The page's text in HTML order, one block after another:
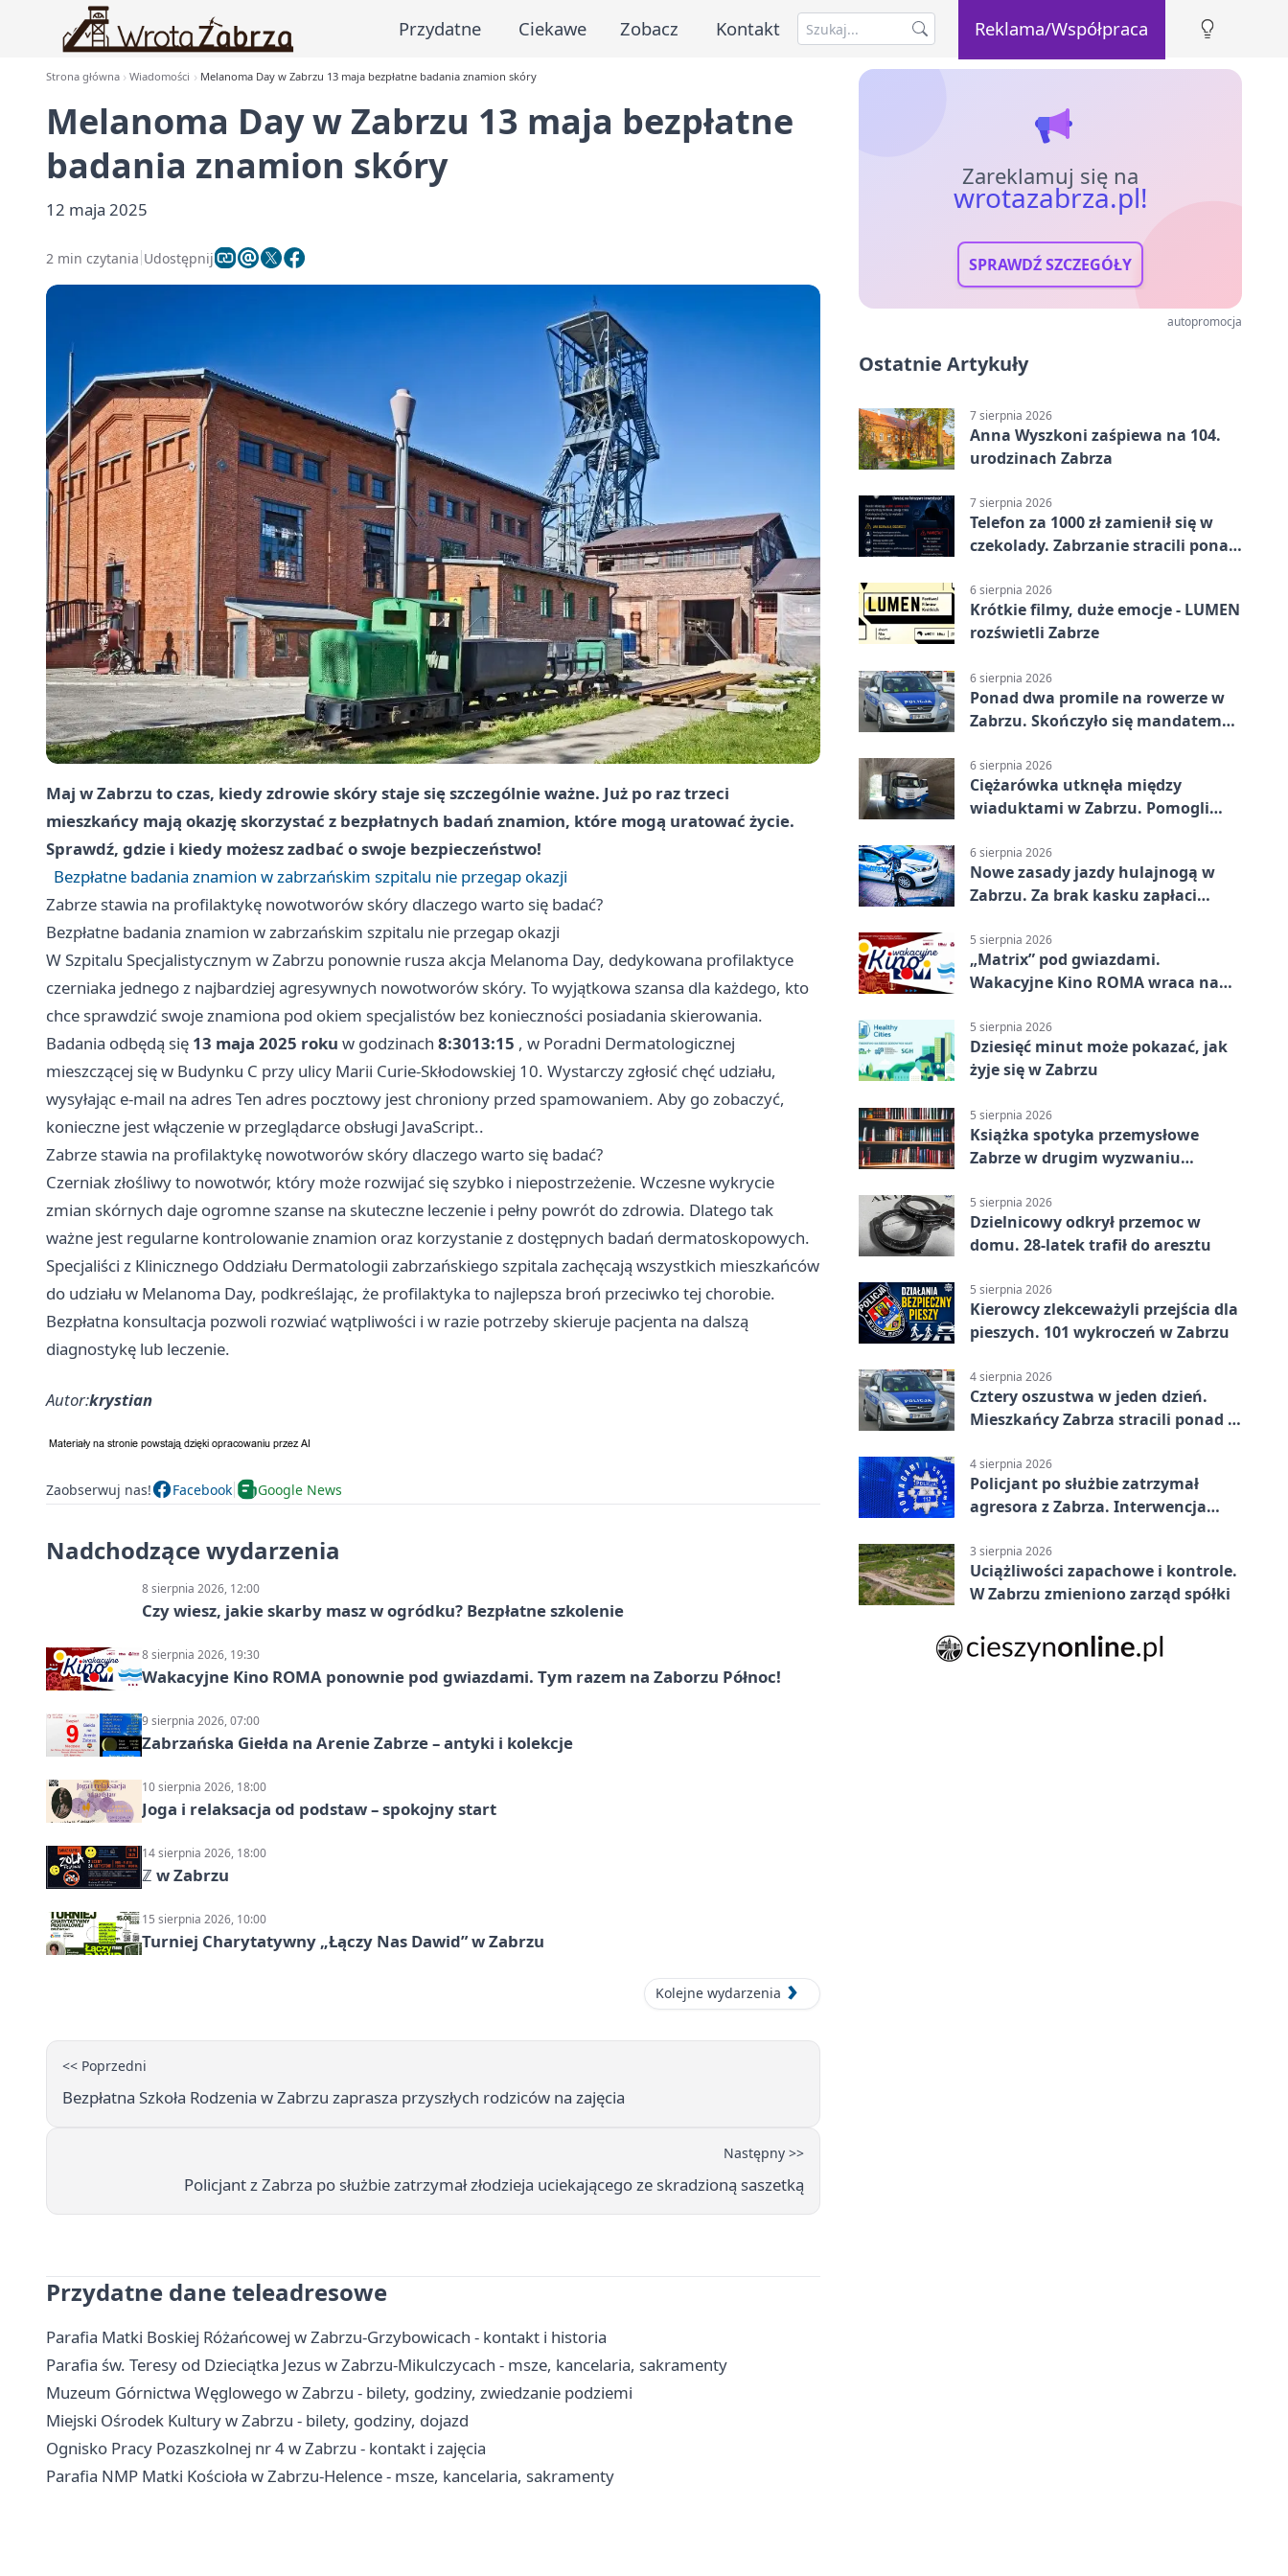
Przydatne Ciekawe Zobacz Kontakt Reklama/Współpraca
Strona główna Wiadomości Melanoma Day w Zabrzu 13 maja bezpłatne badania znamion skóry
Melanoma Day w Zabrzu 13 maja bezpłatne
badania znamion skóry
12 maja 2025
2 min czytania Udostępnij
Maj w Zabrzu to czas, kiedy zdrowie skóry staje się szczególnie ważne. Już po raz trzeci
mieszkańcy mają okazję skorzystać z bezpłatnych badań znamion, które mogą uratować życie.
Sprawdź, gdzie i kiedy możesz zadbać o swoje bezpieczeństwo!
Bezpłatne badania znamion w zabrzańskim szpitalu nie przegap okazji
Zabrze stawia na profilaktykę nowotworów skóry dlaczego warto się badać?
Bezpłatne badania znamion w zabrzańskim szpitalu nie przegap okazji
W Szpitalu Specjalistycznym w Zabrzu ponownie rusza akcja Melanoma Day, dedykowana profilaktyce
czerniaka jednego z najbardziej agresywnych nowotworów skóry. To wyjątkowa szansa dla każdego, kto
chce sprawdzić swoje znamiona pod okiem specjalistów bez konieczności posiadania skierowania.
Badania odbędą się 13 maja 2025 roku w godzinach 8:3013:15 , w Poradni Dermatologicznej
mieszczącej się w Budynku C przy ulicy Marii Curie-Skłodowskiej 10. Wystarczy zgłosić chęć udziału,
wysyłając e-mail na adres Ten adres pocztowy jest chroniony przed spamowaniem. Aby go zobaczyć,
konieczne jest włączenie w przeglądarce obsługi JavaScript..
Zabrze stawia na profilaktykę nowotworów skóry dlaczego warto się badać?
Czerniak złośliwy to nowotwór, który może rozwijać się szybko i niepostrzeżenie. Wczesne wykrycie
zmian skórnych daje ogromne szanse na skuteczne leczenie i pełny powrót do zdrowia. Dlatego tak
ważne jest regularne kontrolowanie znamion oraz korzystanie z dostępnych badań dermatoskopowych.
Specjaliści z Klinicznego Oddziału Dermatologii zabrzańskiego szpitala zachęcają wszystkich mieszkańców
do udziału w Melanoma Day, podkreślając, że profilaktyka to najlepsza broń przeciwko tej chorobie.
Bezpłatna konsultacja pozwoli rozwiać wątpliwości i w razie potrzeby skieruje pacjenta na dalszą
diagnostykę lub leczenie.
Autor:krystian
Zaobserwuj nas! Facebook Google News
Nadchodzące wydarzenia
8 sierpnia 2026, 12:00
Czy wiesz, jakie skarby masz w ogródku? Bezpłatne szkolenie
8 sierpnia 2026, 19:30
Wakacyjne Kino ROMA ponownie pod gwiazdami. Tym razem na Zaborzu Północ!
9 sierpnia 2026, 07:00
Zabrzańska Giełda na Arenie Zabrze – antyki i kolekcje
10 sierpnia 2026, 18:00
Joga i relaksacja od podstaw – spokojny start
14 sierpnia 2026, 18:00
ℤ w Zabrzu
15 sierpnia 2026, 10:00
Turniej Charytatywny „Łączy Nas Dawid” w Zabrzu
Kolejne wydarzenia
<< Poprzedni
Bezpłatna Szkoła Rodzenia w Zabrzu zaprasza przyszłych rodziców na zajęcia
Następny >>
Policjant z Zabrza po służbie zatrzymał złodzieja uciekającego ze skradzioną saszetką
Przydatne dane teleadresowe
Parafia Matki Boskiej Różańcowej w Zabrzu-Grzybowicach - kontakt i historia
Parafia św. Teresy od Dzieciątka Jezus w Zabrzu-Mikulczycach - msze, kancelaria, sakramenty
Muzeum Górnictwa Węglowego w Zabrzu - bilety, godziny, zwiedzanie podziemi
Miejski Ośrodek Kultury w Zabrzu - bilety, godziny, dojazd
Ognisko Pracy Pozaszkolnej nr 4 w Zabrzu - kontakt i zajęcia
Parafia NMP Matki Kościoła w Zabrzu-Helence - msze, kancelaria, sakramenty
Zareklamuj się na
wrotazabrza.pl!
SPRAWDŹ SZCZEGÓŁY
autopromocja
Ostatnie Artykuły
7 sierpnia 2026
Anna Wyszkoni zaśpiewa na 104.
urodzinach Zabrza
7 sierpnia 2026
Telefon za 1000 zł zamienił się w
czekolady. Zabrzanie stracili ponad
6 sierpnia 2026
Krótkie filmy, duże emocje - LUMEN
rozświetli Zabrze
6 sierpnia 2026
Ponad dwa promile na rowerze w
Zabrzu. Skończyło się mandatem
6 sierpnia 2026
Ciężarówka utknęła między
wiaduktami w Zabrzu. Pomogli
6 sierpnia 2026
Nowe zasady jazdy hulajnogą w
Zabrzu. Za brak kasku zapłaci
5 sierpnia 2026
„Matrix” pod gwiazdami.
Wakacyjne Kino ROMA wraca na
5 sierpnia 2026
Dziesięć minut może pokazać, jak
żyje się w Zabrzu
5 sierpnia 2026
Książka spotyka przemysłowe
Zabrze w drugim wyzwaniu
5 sierpnia 2026
Dzielnicowy odkrył przemoc w
domu. 28-latek trafił do aresztu
5 sierpnia 2026
Kierowcy zlekceważyli przejścia dla
pieszych. 101 wykroczeń w Zabrzu
4 sierpnia 2026
Cztery oszustwa w jeden dzień.
Mieszkańcy Zabrza stracili ponad 6
4 sierpnia 2026
Policjant po służbie zatrzymał
agresora z Zabrza. Interwencja
3 sierpnia 2026
Uciążliwości zapachowe i kontrole.
W Zabrzu zmieniono zarząd spółki